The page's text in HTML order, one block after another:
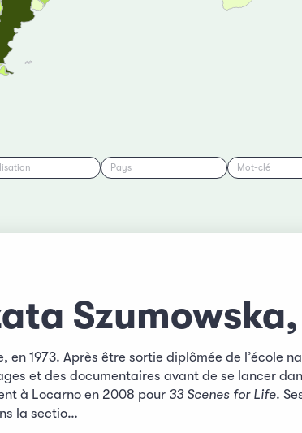
Pays Mot-clé
Szumowska,
en 1973. Après être sortie diplômée de l’école
et des documentaires avant de se lancer
à Locarno en 2008 pour 33 Scenes for Life.
la sectio…